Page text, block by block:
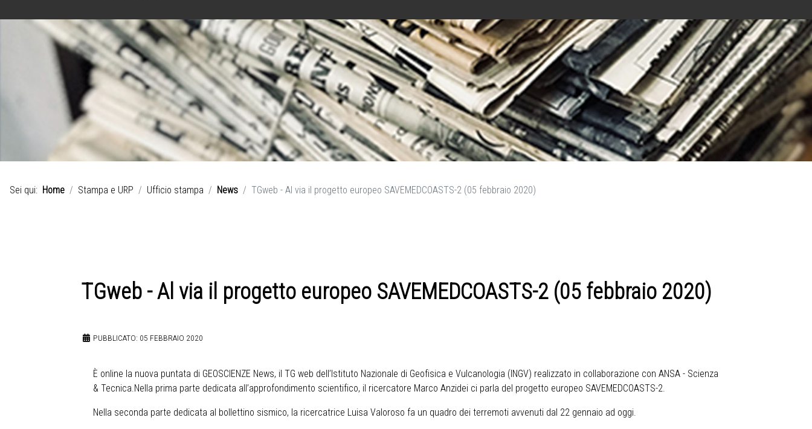
Sei qui: Home Stampa e URP Ufficio stampa News TGweb - Al via il progetto europeo SAVEMEDCOASTS-2 (05 febbraio 2020)
TGweb - Al via il progetto europeo SAVEMEDCOASTS-2 (05 febbraio 2020)
PUBBLICATO: 05 FEBBRAIO 2020
È online la nuova puntata di GEOSCIENZE News, il TG web dell’Istituto Nazionale di Geofisica e Vulcanologia (INGV) realizzato in collaborazione con ANSA - Scienza
& Tecnica.Nella prima parte dedicata all’approfondimento scientifico, il ricercatore Marco Anzidei ci parla del progetto europeo SAVEMEDCOASTS-2.
Nella seconda parte dedicata al bollettino sismico, la ricercatrice Luisa Valoroso fa un quadro dei terremoti avvenuti dal 22 gennaio ad oggi.